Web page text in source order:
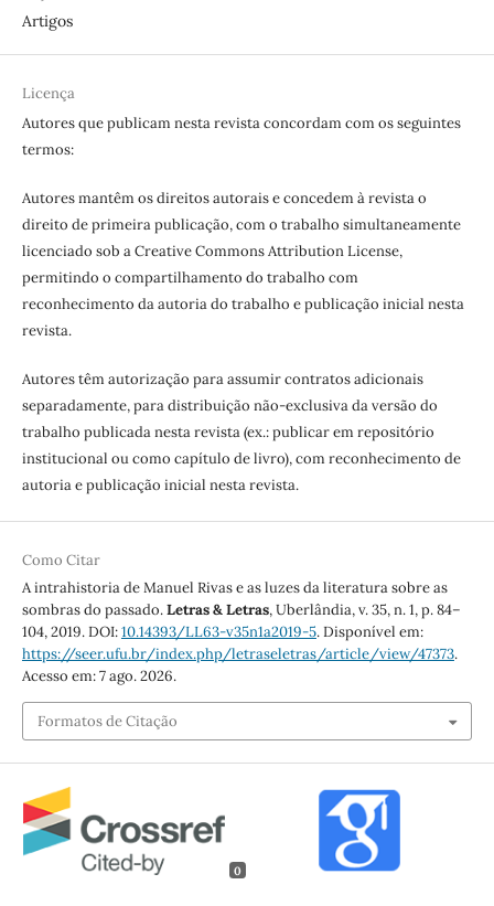
Artigos
Licença
Autores que publicam nesta revista concordam com os seguintes
termos:
Autores mantêm os direitos autorais e concedem à revista o
direito de primeira publicação, com o trabalho simultaneamente
licenciado sob a Creative Commons Attribution License,
permitindo o compartilhamento do trabalho com
reconhecimento da autoria do trabalho e publicação inicial nesta
revista.
Autores têm autorização para assumir contratos adicionais
separadamente, para distribuição não-exclusiva da versão do
trabalho publicada nesta revista (ex.: publicar em repositório
institucional ou como capítulo de livro), com reconhecimento de
autoria e publicação inicial nesta revista.
Como Citar
A intrahistoria de Manuel Rivas e as luzes da literatura sobre as
sombras do passado.Letras & Letras, Uberlândia, v. 35, n. 1, p. 84–
104, 2019. DOI:10.14393/LL63-v35n1a2019-5. Disponível em:
https://seer.ufu.br/index.php/letraseletras/article/view/47373.
Acesso em: 7 ago. 2026.
Formatos de Citação
0